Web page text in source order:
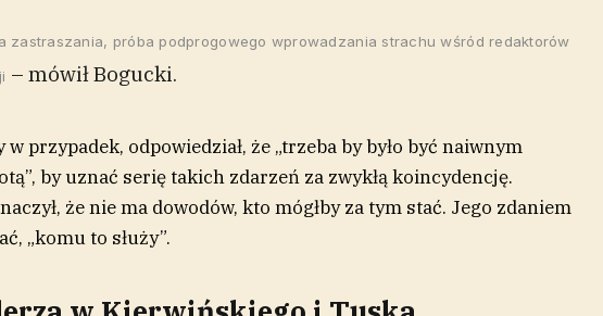
zastraszania, próba podprogowego wprowadzania strachu wśród redaktorów
– mówił Bogucki.
w przypadek, odpowiedział, że „trzeba by było być naiwnym
by uznać serię takich zdarzeń za zwykłą koincydencję.
że nie ma dowodów, kto mógłby za tym stać. Jego zdaniem
„komu to służy”.